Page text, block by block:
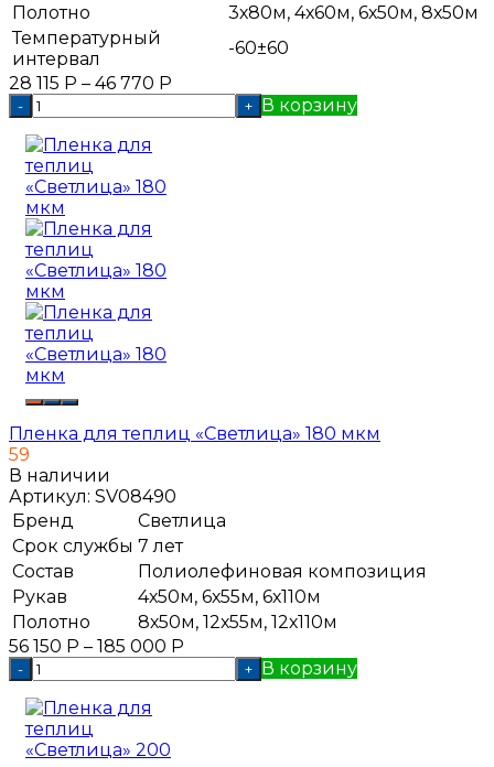
Полотно
3х80м, 4х60м, 6х50м, 8х50м
Температурный
интервал
-60±60
28 115 Р – 46 770 Р
- + В корзину
Пленка для теплиц «Светлица» 180 мкм
59
В наличии
Артикул: SV08490
Бренд
Светлица
Срок службы 7 лет
Состав
Полиолефиновая композиция
Рукав
4х50м, 6х55м, 6х110м
Полотно
8х50м, 12х55м, 12х110м
56 150 Р – 185 000 Р
- + В корзину